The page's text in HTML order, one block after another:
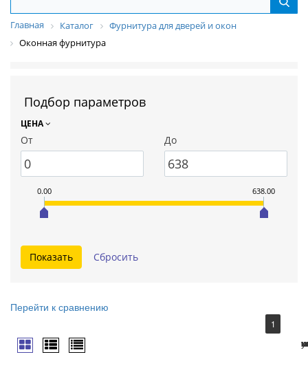
Главная Каталог
Фурнитура для дверей и окон
Оконная фурнитура
Подбор параметров
ЦЕНА
От До
0.00 638.00
Перейти к сравнению
1